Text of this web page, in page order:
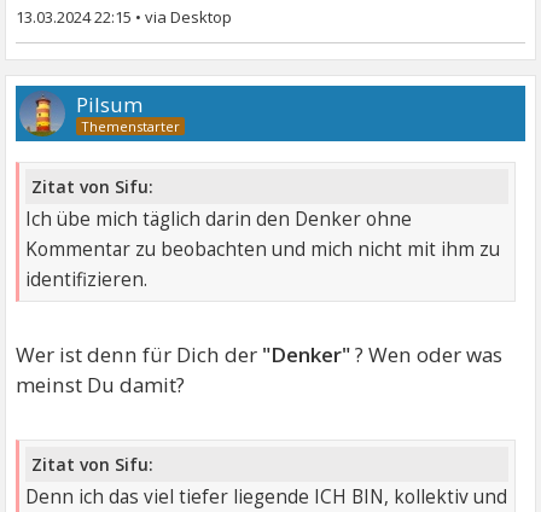
13.03.2024 22:15 •
Pilsum
Zitat von Sifu:
Ich übe mich täglich darin den Denker ohne
Kommentar zu beobachten und mich nicht mit ihm zu
identifizieren.
Wer ist denn für Dich der "Denker"? Wen oder was
meinst Du damit?
Zitat von Sifu:
Denn ich das viel tiefer liegende ICH BIN, kollektiv und